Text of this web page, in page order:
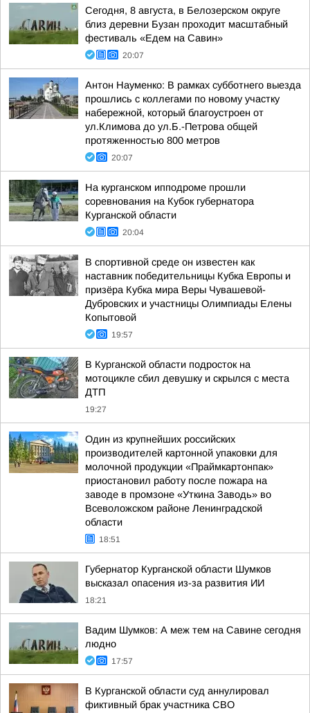
Сегодня, 8 августа, в Белозерском округе
близ деревни Бузан проходит масштабный
фестиваль «Едем на Савин»
20:07
Антон Науменко: В рамках субботнего выезда
прошлись с коллегами по новому участку
набережной, который благоустроен от
ул.Климова до ул.Б.-Петрова общей
протяженностью 800 метров
20:07
На курганском ипподроме прошли
соревнования на Кубок губернатора
Курганской области
20:04
В спортивной среде он известен как
наставник победительницы Кубка Европы и
призёра Кубка мира Веры Чувашевой-
Дубровских и участницы Олимпиады Елены
Копытовой
19:57
В Курганской области подросток на
мотоцикле сбил девушку и скрылся с места
ДТП
19:27
Один из крупнейших российских
производителей картонной упаковки для
молочной продукции «Праймкартонпак»
приостановил работу после пожара на
заводе в промзоне «Уткина Заводь» во
Всеволожском районе Ленинградской
области
18:51
Губернатор Курганской области Шумков
высказал опасения из-за развития ИИ
18:21
Вадим Шумков: А меж тем на Савине сегодня
людно
17:57
В Курганской области суд аннулировал
фиктивный брак участника СВО